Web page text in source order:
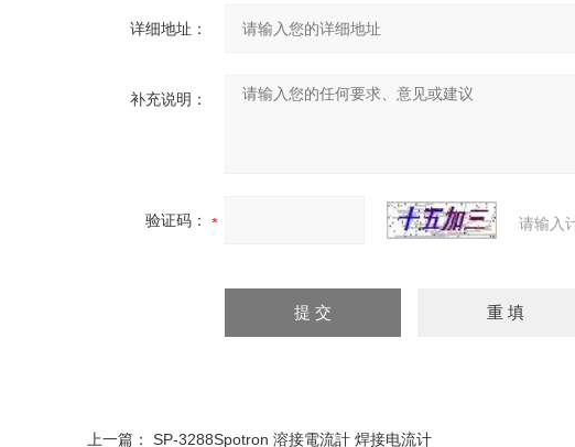
详细地址：
补充说明：
验证码： 请输入
上一篇： SP-3288Spotron 溶接電流計 焊接电流计